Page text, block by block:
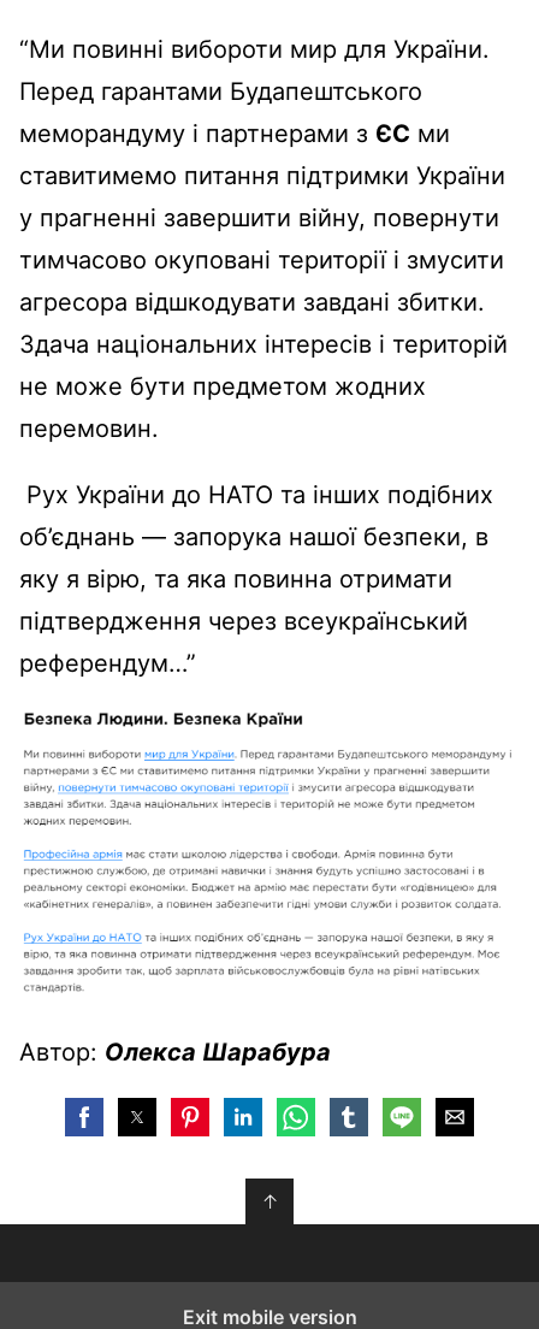
“Ми повинні вибороти мир для України.
Перед гарантами Будапештського
меморандуму і партнерами з ЄС ми
ставитимемо питання підтримки України
у прагненні завершити війну, повернути
тимчасово окуповані території і змусити
агресора відшкодувати завдані збитки.
Здача національних інтересів і територій
не може бути предметом жодних
перемовин.
Рух України до НАТО та інших подібних
об’єднань — запорука нашої безпеки, в
яку я вірю, та яка повинна отримати
підтвердження через всеукраїнський
референдум…”
Автор: Олекса Шарабура
↑
Exit mobile version